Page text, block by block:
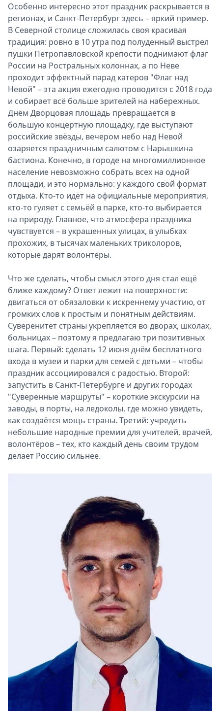
Особенно интересно этот праздник раскрывается в
регионах, и Санкт-Петербург здесь – яркий пример.
В Северной столице сложилась своя красивая
традиция: ровно в 10 утра под полуденный выстрел
пушки Петропавловской крепости поднимают флаг
России на Ростральных колоннах, а по Неве
проходит эффектный парад катеров "Флаг над
Невой" – эта акция ежегодно проводится с 2018 года
и собирает всё больше зрителей на набережных.
Днём Дворцовая площадь превращается в
большую концертную площадку, где выступают
российские звёзды, вечером небо над Невой
озаряется праздничным салютом с Нарышкина
бастиона. Конечно, в городе на многомиллионное
население невозможно собрать всех на одной
площади, и это нормально: у каждого свой формат
отдыха. Кто-то идёт на официальные мероприятия,
кто-то гуляет с семьёй в парке, кто-то выбирается
на природу. Главное, что атмосфера праздника
чувствуется – в украшенных улицах, в улыбках
прохожих, в тысячах маленьких триколоров,
которые дарят волонтёры.
Что же сделать, чтобы смысл этого дня стал ещё
ближе каждому? Ответ лежит на поверхности:
двигаться от обязаловки к искреннему участию, от
громких слов к простым и понятным действиям.
Суверенитет страны укрепляется во дворах, школах,
больницах – поэтому я предлагаю три позитивных
шага. Первый: сделать 12 июня днём бесплатного
входа в музеи и парки для семей с детьми – чтобы
праздник ассоциировался с радостью. Второй:
запустить в Санкт-Петербурге и других городах
"Суверенные маршруты" – короткие экскурсии на
заводы, в порты, на ледоколы, где можно увидеть,
как создаётся мощь страны. Третий: учредить
небольшие народные премии для учителей, врачей,
волонтёров – тех, кто каждый день своим трудом
делает Россию сильнее.